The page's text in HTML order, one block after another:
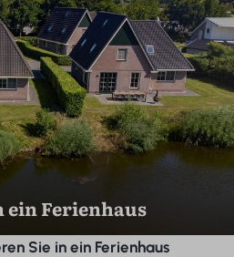
ein Ferienhaus
Sie in ein Ferienhaus